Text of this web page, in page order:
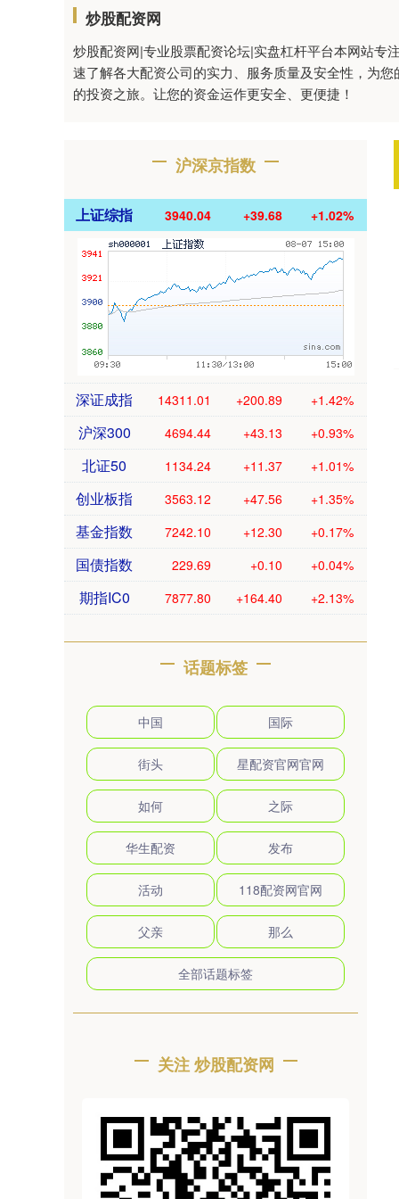
炒股配资网
炒股配资网|专业股票配资论坛|实盘杠杆平台本网站专
速了解各大配资公司的实力、服务质量及安全性，为
的投资之旅。让您的资金运作更安全、更便捷！
沪深京指数
上证综指 3940.04 +39.68 +1.02%
深证成指 14311.01 +200.89 +1.42%
沪深300 4694.44 +43.13 +0.93%
北证50 1134.24 +11.37 +1.01%
创业板指 3563.12 +47.56 +1.35%
基金指数 7242.10 +12.30 +0.17%
国债指数 229.69 +0.10 +0.04%
期指IC0 7877.80 +164.40 +2.13%
话题标签
中国 国际
街头 星配资官网官网
如何 之际
华生配资 发布
活动 118配资网官网
父亲 那么
全部话题标签
关注 炒股配资网